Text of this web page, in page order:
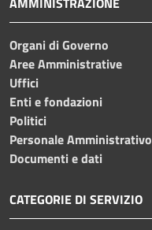
Organi di Governo
Aree Amministrative
Uffici
Enti e fondazioni
Politici
Personale Amministrativo
Documenti e dati
CATEGORIE DI SERVIZIO